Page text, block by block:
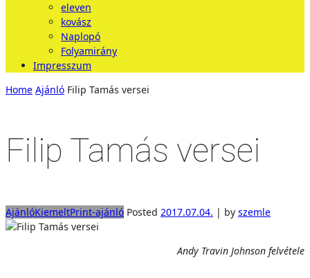
eleven
kovász
Naplopó
Folyamirány
Impresszum
Home Ajánló Filip Tamás versei
Filip Tamás versei
AjánlóKiemeltPrint-ajánló Posted 2017.07.04. | by szemle
Andy Travin Johnson felvétele